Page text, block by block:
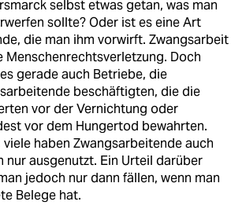
selbst etwas getan, was man
sollte? Oder ist es eine Art
die man ihm vorwirft. Zwangsarbeit
Menschenrechtsverletzung. Doch
gerade auch Betriebe, die
beschäftigten, die die
vor der Vernichtung oder
vor dem Hungertod bewahrten.
viele haben Zwangsarbeitende auch
nur ausgenutzt. Ein Urteil darüber
jedoch nur dann fällen, wenn man
Belege hat.